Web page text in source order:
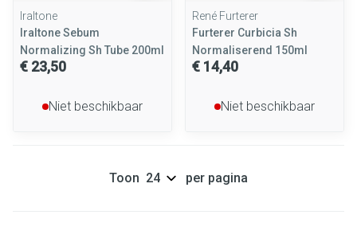
Iraltone
Iraltone Sebum
Normalizing Sh Tube 200ml
€ 23,50
Niet beschikbaar
René Furterer
Furterer Curbicia Sh
Normaliserend 150ml
€ 14,40
Niet beschikbaar
Toon per pagina